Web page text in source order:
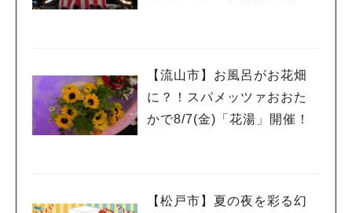
【流山市】お風呂がお花畑
に？！スパメッツァおおた
かで8/7(金)「花湯」開催！
【松戸市】夏の夜を彩る幻